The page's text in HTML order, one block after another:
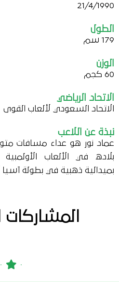
21/4/1990
الطول
179 سم
الوزن
60 كجم
الاتحاد الرياضي
الاتحاد السعودي لألعاب القوى
نبذة عن اللاعب
عماد نور هو عداء مسافات
بميدالية ذهبية في بطولة آسيا
المشاركات